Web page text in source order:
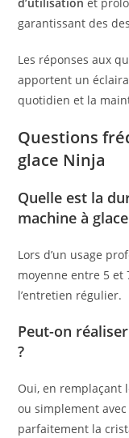
garantissant des
Les réponses aux
apportent un
quotidien et la
Questions
glace Ninja
Quelle est la
machine à
Lors d’un usage
moyenne entre 5 et
l’entretien régulier.
Peut-on
?
Oui, en remplaçant
ou simplement
parfaitement la